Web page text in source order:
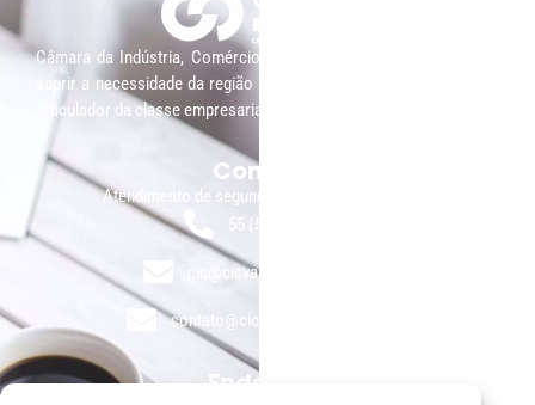
Câmara da Indústria, Comércio e Serviços surgiu em 2005, para
suprir a necessidade da região de ter um organismo que fosse o
articulador da classe empresarial.
Contato:
Atendimento de segunda à sexta, das 9h às 18h.
55 (51) 3011 6982
cic@cicvaledotaquari.com.br
contato@cicvaledotaquari.com.br
Endereço: